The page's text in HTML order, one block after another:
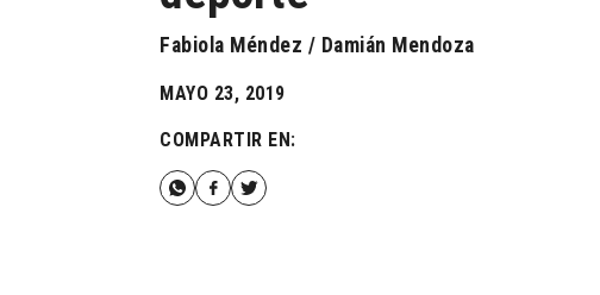
Fabiola Méndez / Damián Mendoza
MAYO 23, 2019
COMPARTIR EN: